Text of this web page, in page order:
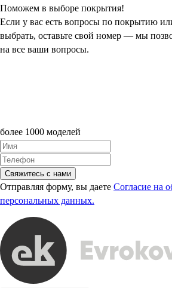
Поможем в выборе покрытия!
Если у вас есть вопросы по покрытию
выбрать, оставьте свой номер — мы
на все ваши вопросы.
более 1000 моделей
Свяжитесь с нами
Отправляя форму, вы даете Согласие на
персональных данных.